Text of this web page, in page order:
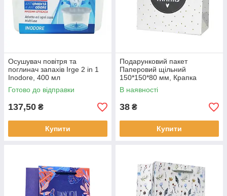
Осушувач повітря та
поглинач запахів Irge 2 in 1
Inodore, 400 мл
Готово до відправки
137,50 ₴
Купити
Подарунковий пакет
Паперовий щільний
150*150*80 мм, Крапка
В наявності
38 ₴
Купити